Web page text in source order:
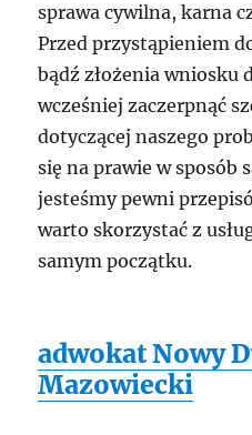
sprawa cywilna, karna
Przed przystąpieniem
bądź złożenia wniosku
wcześniej zaczerpnąć
dotyczącej naszego
się na prawie w sposób
jesteśmy pewni
warto skorzystać z
samym początku.
adwokat Nowy
Mazowiecki